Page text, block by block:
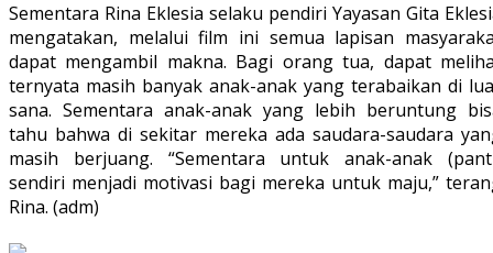
Sementara Rina Eklesia selaku pendiri Yayasan Gita
mengatakan, melalui film ini semua lapisan
dapat mengambil makna. Bagi orang tua, dapat
ternyata masih banyak anak-anak yang terabaikan di
sana. Sementara anak-anak yang lebih beruntung
tahu bahwa di sekitar mereka ada saudara-saudara
masih berjuang. “Sementara untuk anak-anak
sendiri menjadi motivasi bagi mereka untuk maju,”
Rina. (adm)